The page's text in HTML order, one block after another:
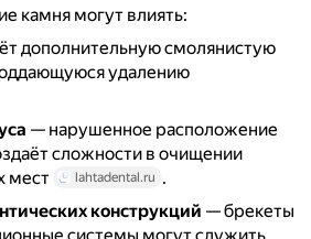
камня могут влиять:
дополнительную смолянистую
удалению
— нарушенное расположение
сложности в очищении
мест
lahtadental.ru .
конструкций — брекеты
системы могут служить